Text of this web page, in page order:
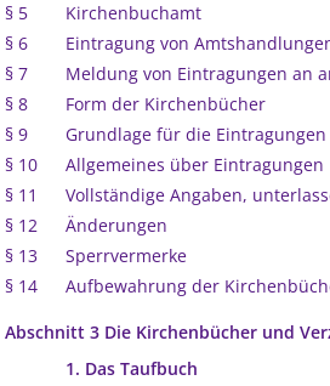
§ 5
Kirchenbuchamt
§ 6
Eintragung von
§ 7
Meldung von Eintragungen an
§ 8
Form der Kirchenbücher
§ 9
Grundlage für die Eintragungen
§ 10
Allgemeines über Eintragungen
§ 11
Vollständige Angaben,
§ 12
Änderungen
§ 13
Sperrvermerke
§ 14
Aufbewahrung der
Abschnitt 3 Die Kirchenbücher und
1. Das Taufbuch